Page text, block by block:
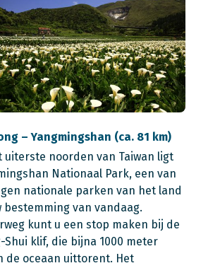
– Yangmingshan (ca. 81 km)
uiterste noorden van Taiwan ligt
Nationaal Park, een van
nationale parken van het land
bestemming van vandaag.
kunt u een stop maken bij de
Shui klif, die bijna 1000 meter
de oceaan uittorent. Het